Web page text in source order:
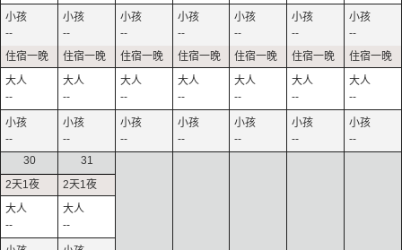
--
--
--
--
--
--
--
--
--
--
--
--
--
--
--
--
--
--
--
--
--
30
--
31
--